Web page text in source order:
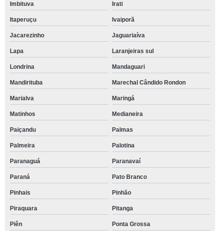
Imbituva Irati
Itaperuçu Ivaiporã
Jacarezinho Jaguariaíva
Lapa Laranjeiras sul
Londrina Mandaguari
Mandirituba Marechal Cândido Rondon
Marialva Maringá
Matinhos Medianeira
Paiçandu Palmas
Palmeira Palotina
Paranaguá Paranavaí
Paraná Pato Branco
Pinhais Pinhão
Piraquara Pitanga
Piên Ponta Grossa